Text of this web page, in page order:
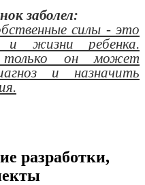
заболел:
силы - это
и жизни ребенка.
он может
и назначить
разработки,